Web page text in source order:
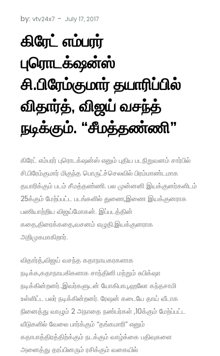
by:vtv24x7
கிரேட் எம்பரர்
புரொடக்‌ஷன்ஸ்
சி.பிரேம்குமார் தயாரிப்பில்
விதார்த், விஜய் வசந்த்
நடிக்கும். “சீமத்தண்ணி”
கிரேட் எம்பரர் புரொடக்‌ஷன்ஸ் எனும் புதிய படநிறுவனம் சார்பில்
சி.பிரேம்குமார் மிகுந்த பொருட்ச்செலவில் பிரம்மாண்டமாக
தயாரிக்கும் படம் சீமத்தண்ணி. பல முன்னனி இயக்குனர்களிடம்
25க்கும் மேற்ப்பட்ட படங்களில் துணை,இணை இயக்குனராக
பணியாற்றிய விஜய்மோகன். இப்படத்தின்
கதை,திரைக்கதை,வசனம் எழுதி.இயக்குனராக
அறிமுகமாகிறார்.
விதார்த்,விஜய் வசந்த கதாநாயகரகளாக
நடிக்க,கதாநாயகிகளாக சாந்தினி மற்றும் சுபிக்‌ஷா
நடிக்கின்றனர்..இவர்களுடன் யோகிபாபு,ஹலோ கந்தசாமி
உள்ளிட்ட பலர் நடிக்கின்றனர். ரேஷன் கடையே தாய் வீடாக
நினைத்து வாழும் 2 அநாதை நண்பர்கள் ,10க்கும் மேற்ப்பட்ட
வீடுகளில் வேலை பார்க்கும் “தங்கமாரி” எனும்
கதாபாத்திரத்திற்க்கும் நடக்கும் வாழ்க்கை பதிவுகளை
அனைத்து தரப்பினரும் ரசிக்கும் வகையில்